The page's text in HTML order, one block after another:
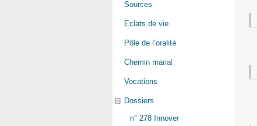
Sources
Eclats de vie
Pôle de l’oralité
Chemin marial
Vocations
Dossiers
n° 278 Innover